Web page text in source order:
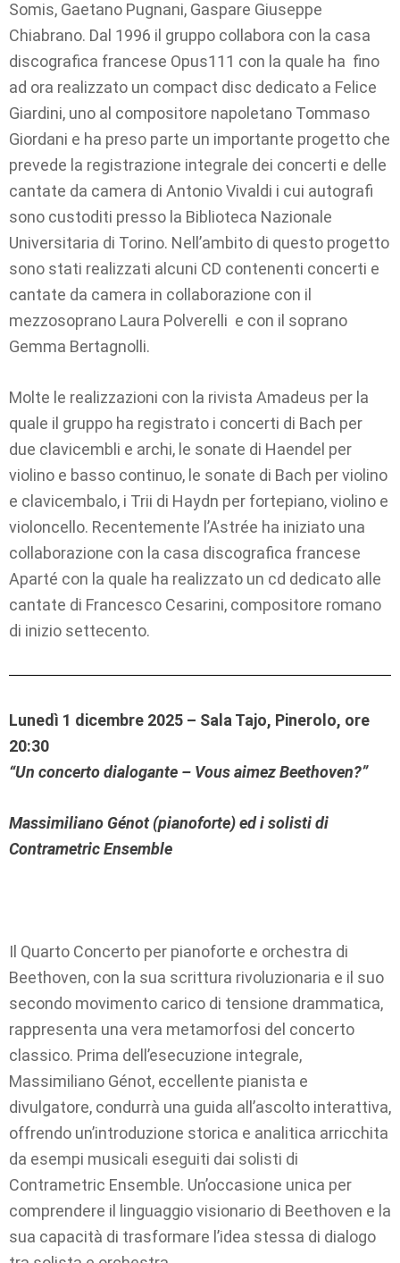
Somis, Gaetano Pugnani, Gaspare Giuseppe
Chiabrano. Dal 1996 il gruppo collabora con la casa
discografica francese Opus111 con la quale ha fino
ad ora realizzato un compact disc dedicato a Felice
Giardini, uno al compositore napoletano Tommaso
Giordani e ha preso parte un importante progetto che
prevede la registrazione integrale dei concerti e delle
cantate da camera di Antonio Vivaldi i cui autografi
sono custoditi presso la Biblioteca Nazionale
Universitaria di Torino. Nell’ambito di questo progetto
sono stati realizzati alcuni CD contenenti concerti e
cantate da camera in collaborazione con il
mezzosoprano Laura Polverelli e con il soprano
Gemma Bertagnolli.
Molte le realizzazioni con la rivista Amadeus per la
quale il gruppo ha registrato i concerti di Bach per
due clavicembli e archi, le sonate di Haendel per
violino e basso continuo, le sonate di Bach per violino
e clavicembalo, i Trii di Haydn per fortepiano, violino e
violoncello. Recentemente l’Astrée ha iniziato una
collaborazione con la casa discografica francese
Aparté con la quale ha realizzato un cd dedicato alle
cantate di Francesco Cesarini, compositore romano
di inizio settecento.
Lunedì 1 dicembre 2025 – Sala Tajo, Pinerolo, ore
20:30
“Un concerto dialogante – Vous aimez Beethoven?”
Massimiliano Génot (pianoforte) ed i solisti di
Contrametric Ensemble
Il Quarto Concerto per pianoforte e orchestra di
Beethoven, con la sua scrittura rivoluzionaria e il suo
secondo movimento carico di tensione drammatica,
rappresenta una vera metamorfosi del concerto
classico. Prima dell’esecuzione integrale,
Massimiliano Génot, eccellente pianista e
divulgatore, condurrà una guida all’ascolto interattiva,
offrendo un’introduzione storica e analitica arricchita
da esempi musicali eseguiti dai solisti di
Contrametric Ensemble. Un’occasione unica per
comprendere il linguaggio visionario di Beethoven e la
sua capacità di trasformare l’idea stessa di dialogo